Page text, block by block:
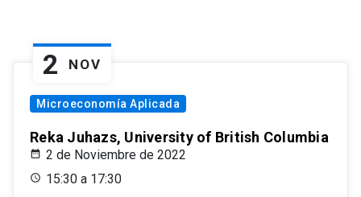
2 NOV
Microeconomía Aplicada
Reka Juhazs, University of British Columbia
2 de Noviembre de 2022
15:30 a 17:30